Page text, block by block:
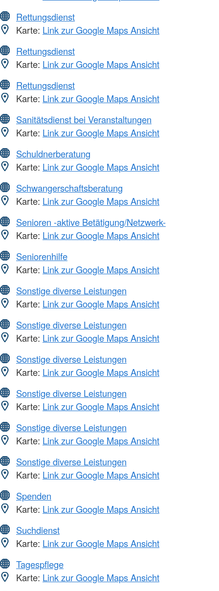
Rettungsdienst
Karte: Link zur Google Maps Ansicht
Rettungsdienst
Karte: Link zur Google Maps Ansicht
Rettungsdienst
Karte: Link zur Google Maps Ansicht
Sanitätsdienst bei Veranstaltungen
Karte: Link zur Google Maps Ansicht
Schuldnerberatung
Karte: Link zur Google Maps Ansicht
Schwangerschaftsberatung
Karte: Link zur Google Maps Ansicht
Senioren -aktive Betätigung/Netzwerk-
Karte: Link zur Google Maps Ansicht
Seniorenhilfe
Karte: Link zur Google Maps Ansicht
Sonstige diverse Leistungen
Karte: Link zur Google Maps Ansicht
Sonstige diverse Leistungen
Karte: Link zur Google Maps Ansicht
Sonstige diverse Leistungen
Karte: Link zur Google Maps Ansicht
Sonstige diverse Leistungen
Karte: Link zur Google Maps Ansicht
Sonstige diverse Leistungen
Karte: Link zur Google Maps Ansicht
Sonstige diverse Leistungen
Karte: Link zur Google Maps Ansicht
Spenden
Karte: Link zur Google Maps Ansicht
Suchdienst
Karte: Link zur Google Maps Ansicht
Tagespflege
Karte: Link zur Google Maps Ansicht